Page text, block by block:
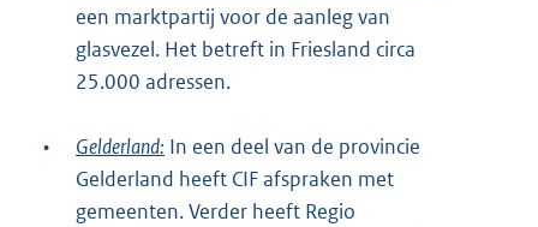
een marktpartij voor de aanleg van
glasvezel. Het betreft in Friesland circa
25.000 adressen.
• Gelderland: In een deel van de provincie
Gelderland heeft CIF afspraken met
gemeenten. Verder heeft Regio